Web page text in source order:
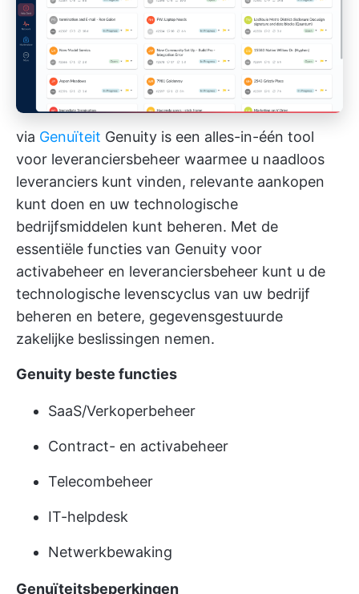
via Genuïteit Genuity is een alles-in-één tool
voor leveranciersbeheer waarmee u naadloos
leveranciers kunt vinden, relevante aankopen
kunt doen en uw technologische
bedrijfsmiddelen kunt beheren. Met de
essentiële functies van Genuity voor
activabeheer en leveranciersbeheer kunt u de
technologische levenscyclus van uw bedrijf
beheren en betere, gegevensgestuurde
zakelijke beslissingen nemen.
Genuity beste functies
SaaS/Verkoperbeheer
Contract- en activabeheer
Telecombeheer
IT-helpdesk
Netwerkbewaking
Genuïteitsbeperkingen